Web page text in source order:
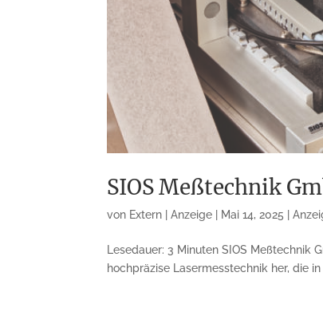
SIOS Meßtechnik
von Extern | Anzeige Mai 14, 2025 |
Lesedauer: 3 Minuten SIOS
hochpräzise Lasermesstechnik her, die